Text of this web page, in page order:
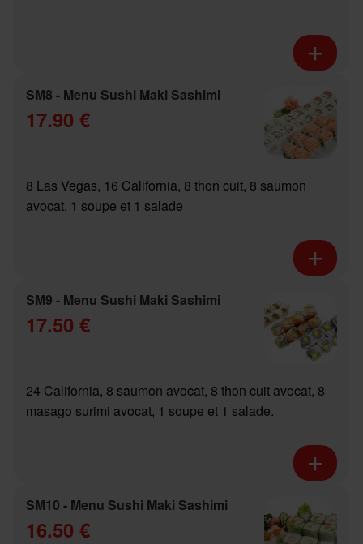
SM8 - Menu Sushi Maki Sashimi
17.90 €
8 Las Vegas, 16 California, 8 thon cuit, 8 saumon
avocat, 1 soupe et 1 salade
SM9 - Menu Sushi Maki Sashimi
17.50 €
24 California, 8 saumon avocat, 8 thon cuit avocat, 8
masago surimi avocat, 1 soupe et 1 salade.
SM10 - Menu Sushi Maki Sashimi
16.50 €